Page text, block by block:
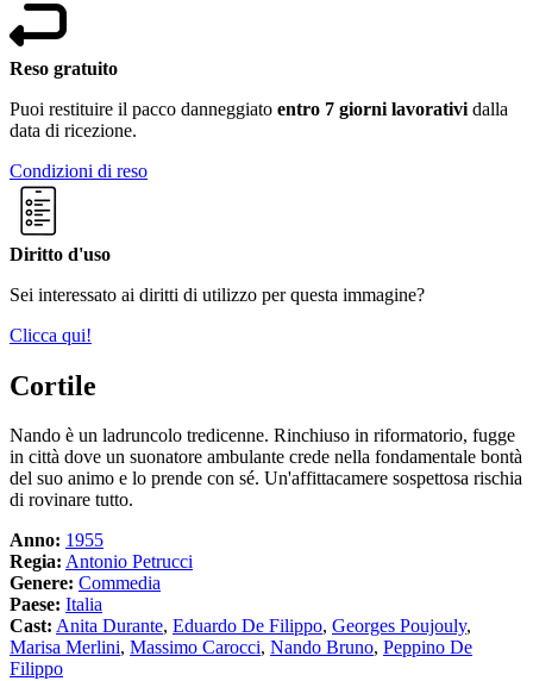
Reso gratuito
Puoi restituire il pacco danneggiato entro 7 giorni lavorativi dalla
data di ricezione.
Condizioni di reso
Diritto d'uso
Sei interessato ai diritti di utilizzo per questa immagine?
Clicca qui!
Cortile
Nando è un ladruncolo tredicenne. Rinchiuso in riformatorio, fugge
in città dove un suonatore ambulante crede nella fondamentale bontà
del suo animo e lo prende con sé. Un'affittacamere sospettosa rischia
di rovinare tutto.
Anno: 1955
Regia: Antonio Petrucci
Genere: Commedia
Paese: Italia
Cast: Anita Durante, Eduardo De Filippo, Georges Poujouly,
Marisa Merlini, Massimo Carocci, Nando Bruno, Peppino De
Filippo